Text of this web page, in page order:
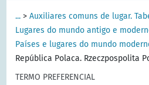
... >Auxiliares comuns de lugar.
Lugares do mundo antigo e
Países e lugares do mundo
República Polaca. Rzeczpospolita
TERMO PREFERENCIAL